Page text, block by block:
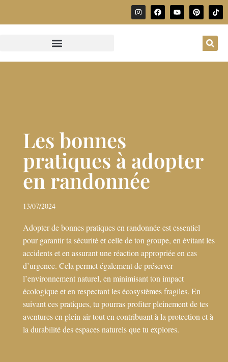
Les bonnes
pratiques à adopter
en randonnée
13/07/2024
Adopter de bonnes pratiques en randonnée est essentiel
pour garantir ta sécurité et celle de ton groupe, en évitant les
accidents et en assurant une réaction appropriée en cas
d’urgence. Cela permet également de préserver
l’environnement naturel, en minimisant ton impact
écologique et en respectant les écosystèmes fragiles. En
suivant ces pratiques, tu pourras profiter pleinement de tes
aventures en plein air tout en contribuant à la protection et à
la durabilité des espaces naturels que tu explores.